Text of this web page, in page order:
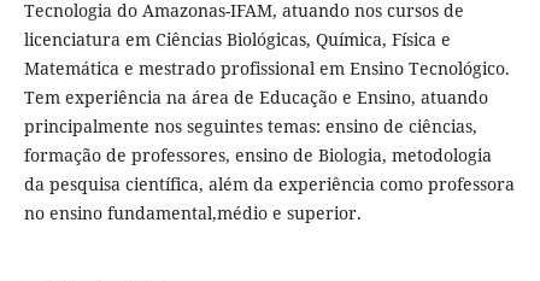
Tecnologia do Amazonas-IFAM, atuando nos cursos de
licenciatura em Ciências Biológicas, Química, Física e
Matemática e mestrado profissional em Ensino Tecnológico.
Tem experiência na área de Educação e Ensino, atuando
principalmente nos seguintes temas: ensino de ciências,
formação de professores, ensino de Biologia, metodologia
da pesquisa científica, além da experiência como professora
no ensino fundamental,médio e superior.